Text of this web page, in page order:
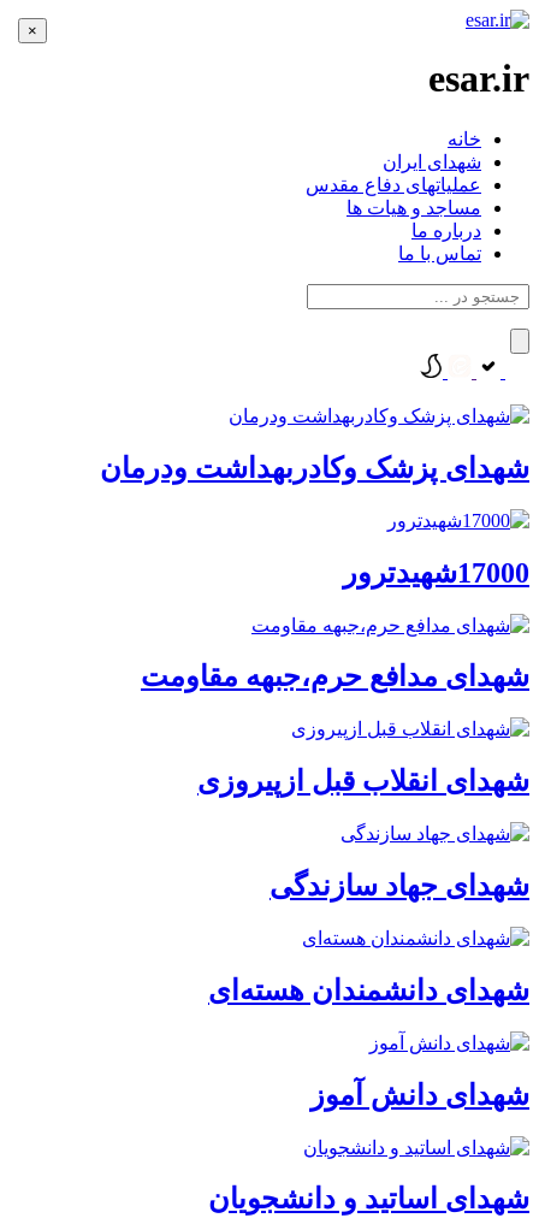
esar.ir
خانه
شهدای ایران
عملیاتهای دفاع مقدس
مساجد و هیات ها
درباره ما
تماس با ما
شهدای پزشک وکادربهداشت ودرمان
17000شهیدترور
شهدای مدافع حرم،جبهه مقاومت
شهدای انقلاب قبل ازپیروزی
شهدای جهاد سازندگی
شهدای دانشمندان هسته‌ای
شهدای دانش آموز
شهدای اساتید و دانشجویان
×